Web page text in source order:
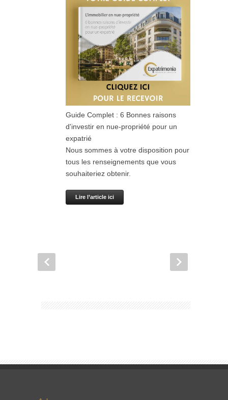
Guide Complet : 6 Bonnes raisons
d'investir en nue-propriété pour un
expatrié
Nous sommes à votre disposition pour
tous les renseignements que vous
souhaiteriez obtenir.
Lire l’article ici